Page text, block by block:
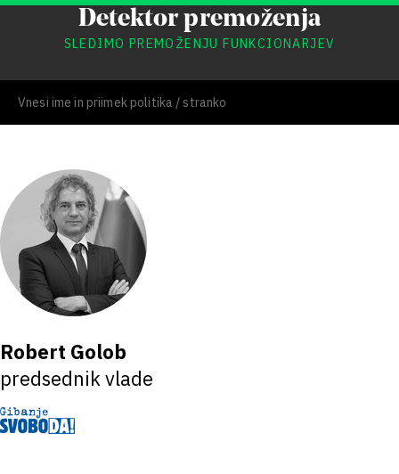
Detektor premoženja
SLEDIMO PREMOŽENJU FUNKCIONARJEV
Robert Golob
predsednik vlade